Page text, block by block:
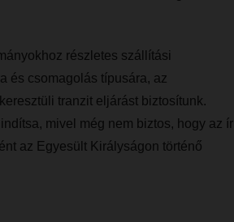
részletes szállítási
és csomagolás típusára, az
tranzit eljárást biztosítunk.
mivel még nem biztos, hogy az ír
az Egyesült Királyságon történő